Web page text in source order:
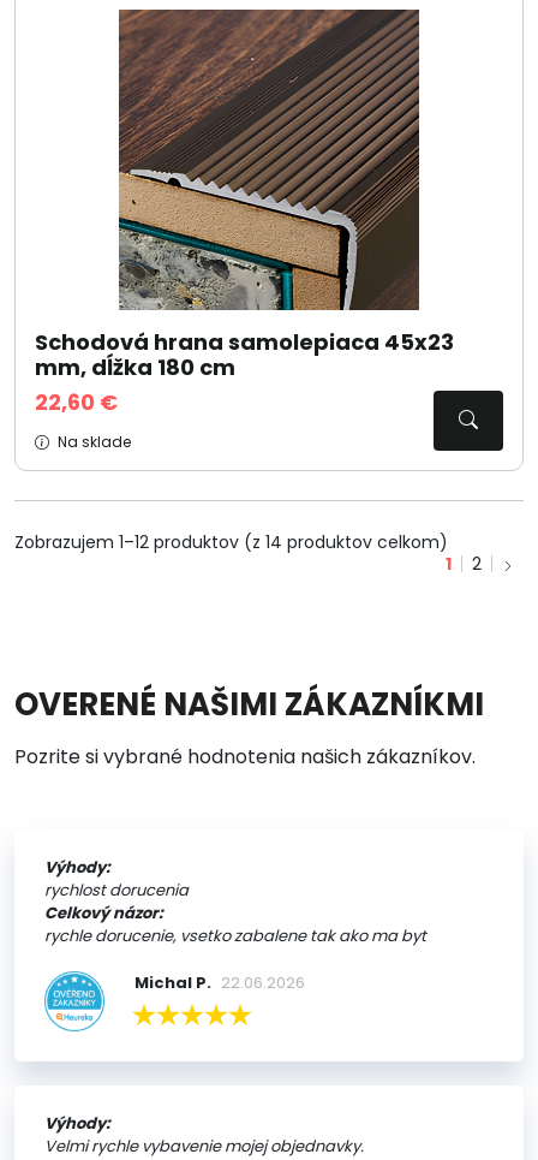
Schodová hrana samolepiaca 45x23
mm, dĺžka 180 cm
22,60 €
Na sklade
Zobrazujem 1–12 produktov (z 14 produktov celkom)
1
2
OVERENÉ NAŠIMI ZÁKAZNÍKMI
Pozrite si vybrané hodnotenia našich zákazníkov.
Výhody:
rychlost dorucenia
Celkový názor:
rychle dorucenie, vsetko zabalene tak ako ma byt
Michal P. 22.06.2026
Výhody:
Velmi rychle vybavenie mojej objednavky.